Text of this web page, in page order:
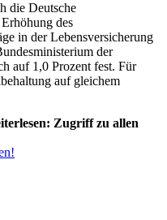
die Deutsche
des
in der Lebensversicherung
der
auf 1,0 Prozent fest. Für
auf gleichem
Zugriff zu allen